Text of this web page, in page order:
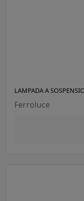
LAMPADA A
Ferroluce